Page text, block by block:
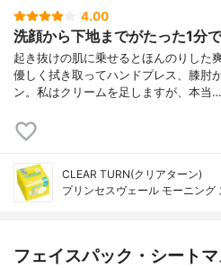
4.00
洗顔から下地までがたった1分
起き抜けの肌に乗せるとほんのりした
優しく拭き取ってハンドプレス、膝肘
ン。私はクリームを足しますが、本当…
CLEAR TURN(クリアターン)
プリンセスヴェール モーニング
フェイスパック・シート